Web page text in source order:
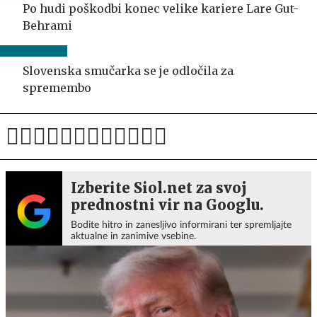
Po hudi poškodbi konec velike kariere Lare Gut-
Behrami
Slovenska smučarka se je odločila za
spremembo
Izberite Siol.net za svoj
prednostni vir na Googlu.
Bodite hitro in zanesljivo informirani ter spremljajte
aktualne in zanimive vsebine.